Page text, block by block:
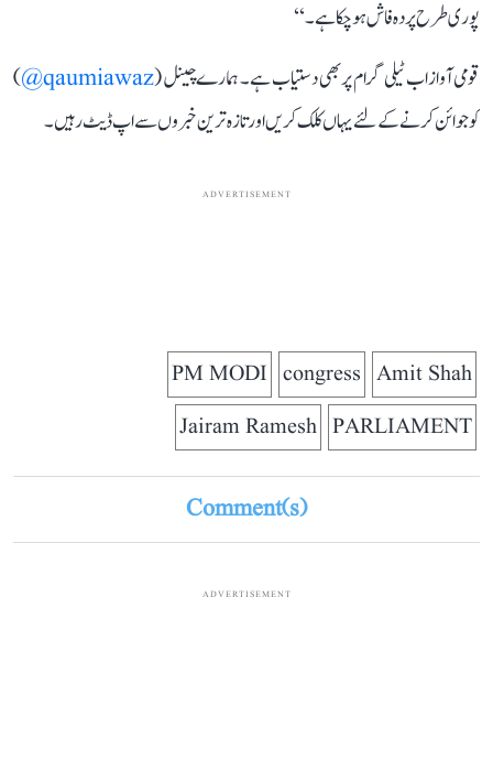
پوری طرح پردہ فاش ہو چکا ہے۔‘‘
قومی آواز اب ٹیلی گرام پر بھی دستیاب ہے۔ ہمارے چینل (qaumiawaz@
)
کو جوائن کرنے کے لئے یہاں کلک کریں اور تازہ ترین خبروں سے اپ ڈیٹ رہیں۔
ADVERTISEMENT
Amit Shah
congress
PM MODI
PARLIAMENT
Jairam Ramesh
Comment(s)
ADVERTISEMENT